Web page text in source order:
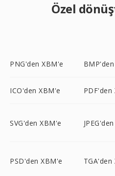
Özel
PNG'den XBM'e
ICO'den XBM'e PDF'den
SVG'den XBM'e
PSD'den XBM'e TGA'den